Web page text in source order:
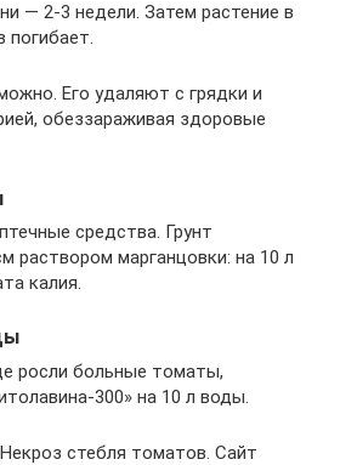
— 2-3 недели. Затем растение в
погибает.
Его удаляют с грядки и
обеззараживая здоровые
средства. Грунт
раствором марганцовки: на 10 л
калия.
росли больные томаты,
300» на 10 л воды.
стебля томатов. Сайт